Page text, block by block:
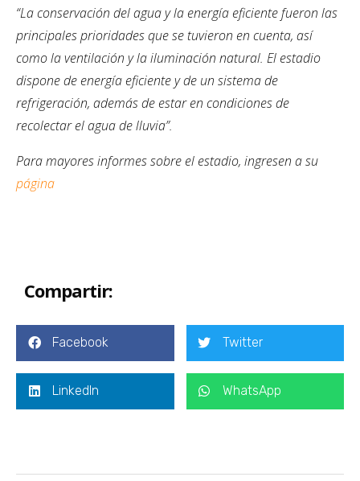
“La conservación del agua y la energía eficiente fueron las
principales prioridades que se tuvieron en cuenta, así
como la ventilación y la iluminación natural. El estadio
dispone de energía eficiente y de un sistema de
refrigeración, además de estar en condiciones de
recolectar el agua de lluvia”.
Para mayores informes sobre el estadio, ingresen a su
página
Compartir:
Facebook Twitter
LinkedIn WhatsApp